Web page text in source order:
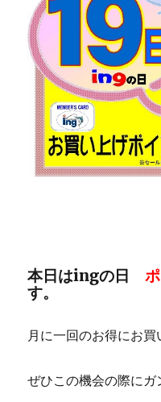
本日はingの日
す。
月に一回のお得にお
ぜひこの機会の際に